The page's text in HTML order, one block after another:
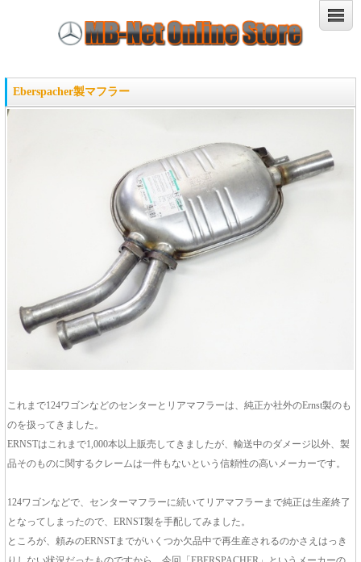
Eberspacher製マフラー
これまで124ワゴンなどのセンターとリアマフラーは、純正か社外のErnst製のも
のを扱ってきました。
ERNSTはこれまで1,000本以上販売してきましたが、輸送中のダメージ以外、製
品そのものに関するクレームは一件もないという信頼性の高いメーカーです。
124ワゴンなどで、センターマフラーに続いてリアマフラーまで純正は生産終了
となってしまったので、ERNST製を手配してみました。
ところが、頼みのERNSTまでがいくつか欠品中で再生産されるのかさえはっき